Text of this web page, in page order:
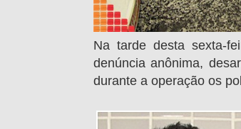
Na tarde desta sexta-
denúncia anônima,
durante a operação os